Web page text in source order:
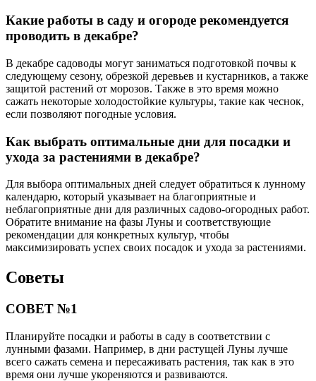
Какие работы в саду и огороде рекомендуется
проводить в декабре?
В декабре садоводы могут заниматься подготовкой почвы к
следующему сезону, обрезкой деревьев и кустарников, а также
защитой растений от морозов. Также в это время можно
сажать некоторые холодостойкие культуры, такие как чеснок,
если позволяют погодные условия.
Как выбрать оптимальные дни для посадки и
ухода за растениями в декабре?
Для выбора оптимальных дней следует обратиться к лунному
календарю, который указывает на благоприятные и
неблагоприятные дни для различных садово-огородных работ.
Обратите внимание на фазы Луны и соответствующие
рекомендации для конкретных культур, чтобы
максимизировать успех своих посадок и ухода за растениями.
Советы
СОВЕТ №1
Планируйте посадки и работы в саду в соответствии с
лунными фазами. Например, в дни растущей Луны лучше
всего сажать семена и пересаживать растения, так как в это
время они лучше укореняются и развиваются.